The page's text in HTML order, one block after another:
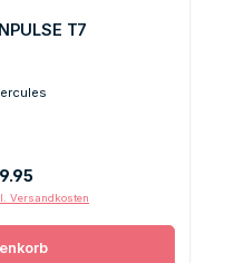
T7
Preis:
Versandkosten